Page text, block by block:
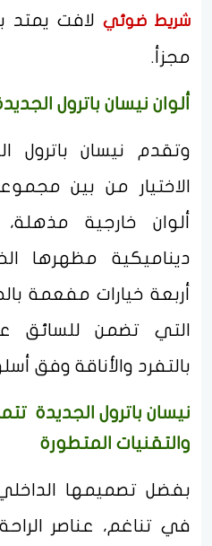
شريط ضوئي لافت يمتد
مجزأ.
ألوان نيسان باترول
وتقدم نيسان باترول
الاختيار من بين
ألوان خارجية
ديناميكية مظهرها
أربعة خيارات مفعمة
التي تضمن للسائق
بالتفرد والأناقة وفق
نيسان باترول الجديدة
والتقنيات المتطورة
بفضل تصميمها
في تناغم، عناصر